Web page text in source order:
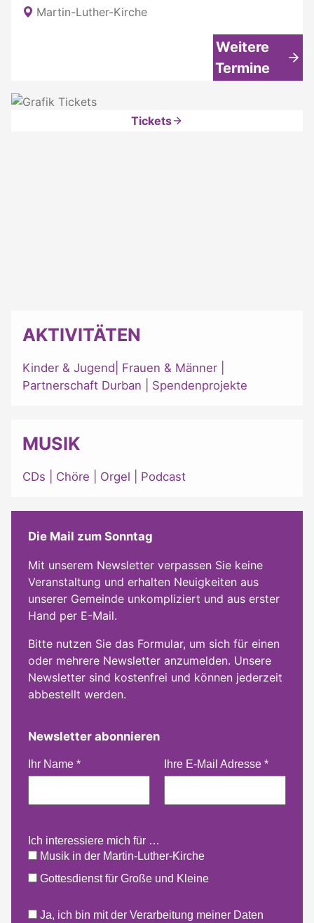
Martin-Luther-Kirche
Weitere
Termine
Tickets
AKTIVITÄTEN
Kinder & Jugend Frauen & Männer
Partnerschaft Durban
Spendenprojekte
MUSIK
CDs Chöre Orgel Podcast
Die Mail zum Sonntag
Mit unserem Newsletter verpassen Sie keine
Veranstaltung und erhalten Neuigkeiten aus
unserer Gemeinde unkompliziert und aus erster
Hand per E-Mail.
Bitte nutzen Sie das Formular, um sich für einen
oder mehrere Newsletter anzumelden. Unsere
Newsletter sind kostenfrei und können jederzeit
abbestellt werden.
Newsletter abonnieren
Ihr Name * Ihre E-Mail Adresse *
Ich interessiere mich für …
Musik in der Martin-Luther-Kirche
Gottesdienst für Große und Kleine
Ja, ich bin mit der Verarbeitung meiner Daten